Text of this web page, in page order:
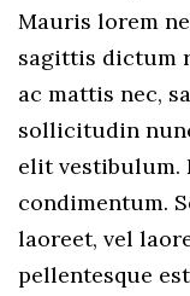
Mauris lorem
sagittis dictum
ac mattis nec,
sollicitudin
elit vestibulum.
condimentum.
laoreet, vel
pellentesque